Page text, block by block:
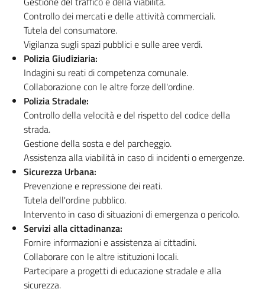
Controllo dei mercati e delle attività commerciali.
Tutela del consumatore.
Vigilanza sugli spazi pubblici e sulle aree verdi.
Polizia Giudiziaria:
Indagini su reati di competenza comunale.
Collaborazione con le altre forze dell'ordine.
Polizia Stradale:
Controllo della velocità e del rispetto del codice della
strada.
Gestione della sosta e del parcheggio.
Assistenza alla viabilità in caso di incidenti o emergenze.
Sicurezza Urbana:
Prevenzione e repressione dei reati.
Tutela dell'ordine pubblico.
Intervento in caso di situazioni di emergenza o pericolo.
Servizi alla cittadinanza:
Fornire informazioni e assistenza ai cittadini.
Collaborare con le altre istituzioni locali.
Partecipare a progetti di educazione stradale e alla
sicurezza.